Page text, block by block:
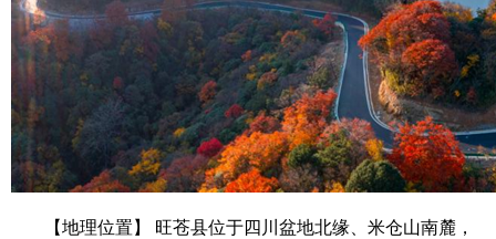
【地理位置】 旺苍县位于四川盆地北缘、米仓山南麓，